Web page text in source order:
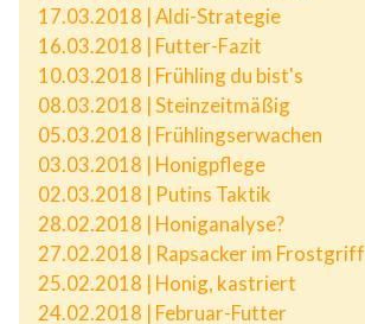
17.03.2018 | Aldi-Strategie
16.03.2018 | Futter-Fazit
10.03.2018 | Frühling du bist's
08.03.2018 | Steinzeitmäßig
05.03.2018 | Frühlingserwachen
03.03.2018 | Honigpflege
02.03.2018 | Putins Taktik
28.02.2018 | Honiganalyse?
27.02.2018 | Rapsacker im Frostgriff
25.02.2018 | Honig, kastriert
24.02.2018 | Februar-Futter